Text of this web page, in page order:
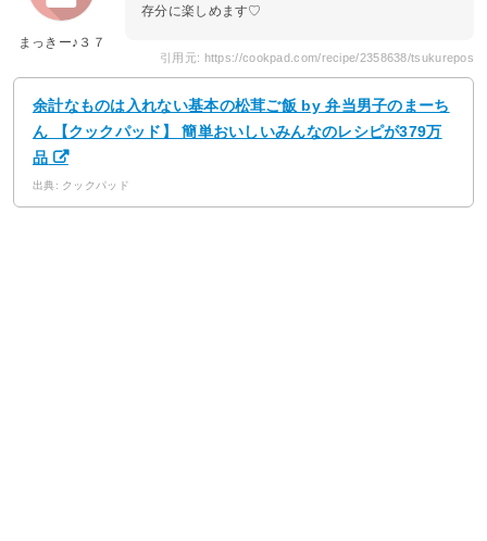
まっきー♪３７
存分に楽しめます♡
引用元: https://cookpad.com/recipe/2358638/tsukurepos
余計なものは入れない基本の松茸ご飯 by 弁当男子のまーち
ん 【クックパッド】 簡単おいしいみんなのレシピが379万
品
出典: クックパッド